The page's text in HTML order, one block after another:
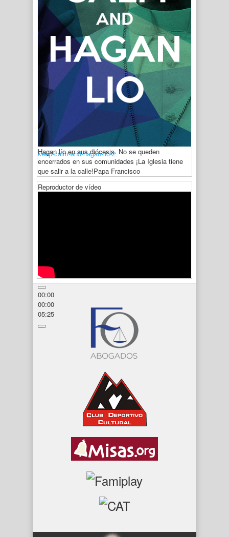
keep-calm-and-hagan-lio-2
Hagan lío en sus diócesis. No se queden
encerrados en sus comunidades ¡La Iglesia tiene
que salir a la calle!Papa Francisco
Reproductor de vídeo
00:00
00:00
05:25